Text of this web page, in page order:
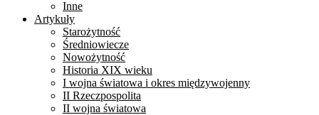
Inne
Artykuły
Starożytność
Średniowiecze
Nowożytność
Historia XIX wieku
I wojna światowa i okres międzywojenny
II Rzeczpospolita
II wojna światowa